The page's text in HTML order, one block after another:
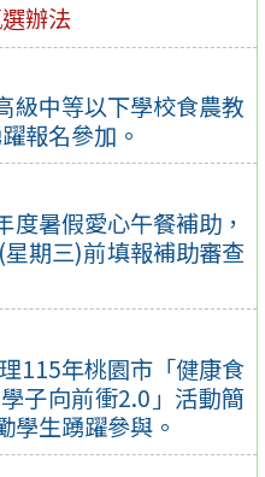
辦法
級中等以下學校食農教
報名參加。
暑假愛心午餐補助，
期三)前填報補助審查
115年桃園市「健康食
子向前衝2.0」活動簡
學生踴躍參與。